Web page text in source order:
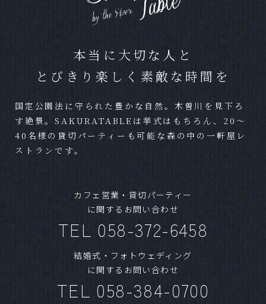
気軽にお問合せください。
可能です。条件によっては一部お断りする場合
がございますが、お気軽にご相談ください。
Ｑ 準備期間はどれほどかかりますか？
Ａ 結婚式までに最短であれば1ヶ月程度でも可能で
す。
気候の良いシーズンや、日柄が良い日は人気で
す。1年以上前からご予約いただく方もいらっし
相談ください。
ブライダルフェアはいつまでに予約すればいい
本当に大切な人と
とびきり楽しく素敵な時間を
国定公園法に守られた豊かな自然。木曽川を見下ろ
す絶景。SAKURATABLEは挙式はもちろん、20～
40名様の貸切パーティーも可能な森の中の一軒屋レ
ストランです。
カフェ営業・貸切パーティー
に関するお問い合わせ
TEL 058-372-6458
結婚式・フォトウェディング
に関するお問い合わせ
TEL 058-384-0700